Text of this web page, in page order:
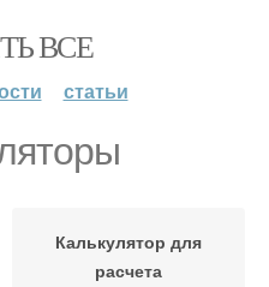
ВСЕ
статьи
Калькулятор для
расчета